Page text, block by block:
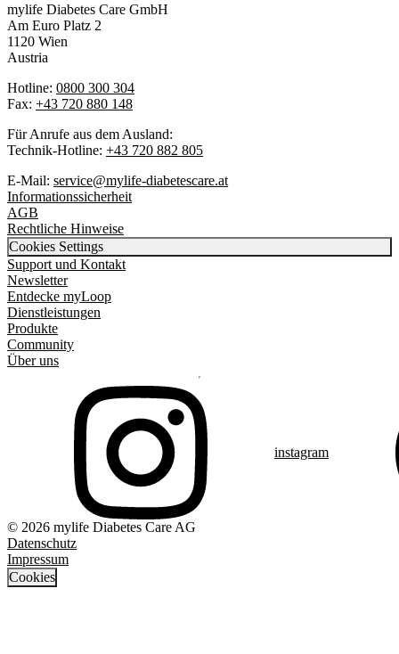
mylife Diabetes Care GmbH
Am Euro Platz 2
1120 Wien
Austria
Hotline: 0800 300 304
Fax: +43 720 880 148
Für Anrufe aus dem Ausland:
Technik-Hotline: +43 720 882 805
E-Mail: service@mylife-diabetescare.at
Informationssicherheit
AGB
Rechtliche Hinweise
Cookies Settings
Support und Kontakt
Newsletter
Entdecke myLoop
Dienstleistungen
Produkte
Community
Über uns
instagram
© 2026 mylife Diabetes Care AG
Datenschutz
Impressum
Cookies